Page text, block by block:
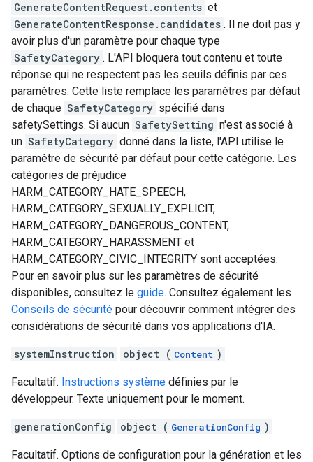
GenerateContentRequest.contents et
GenerateContentResponse.candidates . Il ne doit pas y
avoir plus d'un paramètre pour chaque type
SafetyCategory . L'API bloquera tout contenu et toute
réponse qui ne respectent pas les seuils définis par ces
paramètres. Cette liste remplace les paramètres par défaut
de chaque SafetyCategory spécifié dans
safetySettings. Si aucun SafetySetting n'est associé à
un SafetyCategory donné dans la liste, l'API utilise le
paramètre de sécurité par défaut pour cette catégorie. Les
catégories de préjudice
HARM_CATEGORY_HATE_SPEECH,
HARM_CATEGORY_SEXUALLY_EXPLICIT,
HARM_CATEGORY_DANGEROUS_CONTENT,
HARM_CATEGORY_HARASSMENT et
HARM_CATEGORY_CIVIC_INTEGRITY sont acceptées.
Pour en savoir plus sur les paramètres de sécurité
disponibles, consultez le guide. Consultez également les
Conseils de sécurité pour découvrir comment intégrer des
considérations de sécurité dans vos applications d'IA.
systemInstruction object ( Content )
Facultatif. Instructions système définies par le
développeur. Texte uniquement pour le moment.
generationConfig object ( GenerationConfig )
Facultatif. Options de configuration pour la génération et les